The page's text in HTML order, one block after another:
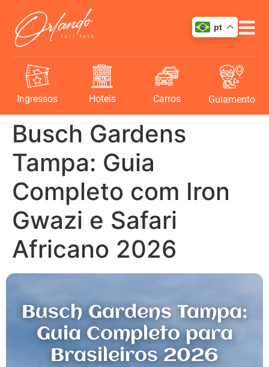
pt
Ingressos Hoteis Carros Guiamento
Busch Gardens
Tampa: Guia
Completo com Iron
Gwazi e Safari
Africano 2026
Busch Gardens Tampa:
Guia Completo para
Brasileiros 2026